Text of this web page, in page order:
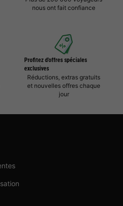
nous ont fait confiance
Profitez d'offres spéciales
exclusives
Réductions, extras gratuits
et nouvelles offres chaque
jour